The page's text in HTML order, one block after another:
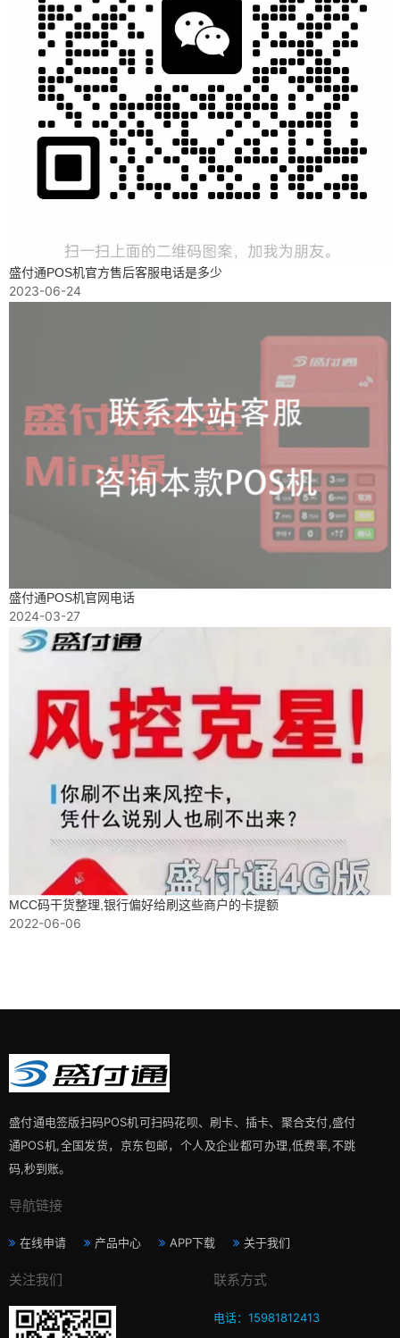
盛付通POS机官方售后客服电话是多少
2023-06-24
盛付通POS机官网电话
2024-03-27
MCC码干货整理,银行偏好给刷这些商户的卡提额
2022-06-06
盛付通电签版扫码POS机可扫码花呗、刷卡、插卡、聚合支付,盛付
通POS机,全国发货，京东包邮，个人及企业都可办理,低费率,不跳
码,秒到账。
导航链接
在线申请 产品中心 APP下载 关于我们
关注我们 联系方式
电话：15981812413